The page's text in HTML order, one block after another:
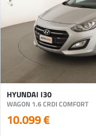
HYUNDAI I30
WAGON 1.6 CRDI COMFORT
10.099 €